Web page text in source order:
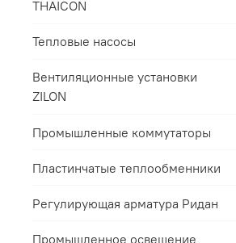
THAICON
Тепловые насосы
Вентиляционные установки
ZILON
Промышленные коммутаторы
Пластинчатые теплообменники
Регулирующая арматура Ридан
Промышленное освещение